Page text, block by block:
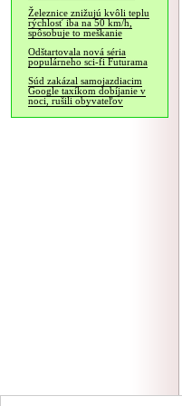
Železnice znižujú kvôli teplu
rýchlosť iba na 50 km/h,
spôsobuje to meškanie
Odštartovala nová séria
populárneho sci-fi Futurama
Súd zakázal samojazdiacim
Google taxíkom dobíjanie v
noci, rušili obyvateľov